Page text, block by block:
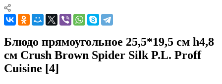
Блюдо прямоугольное 25,5*19,5 см h4,8
см Crush Brown Spider Silk P.L. Proff
Cuisine [4]